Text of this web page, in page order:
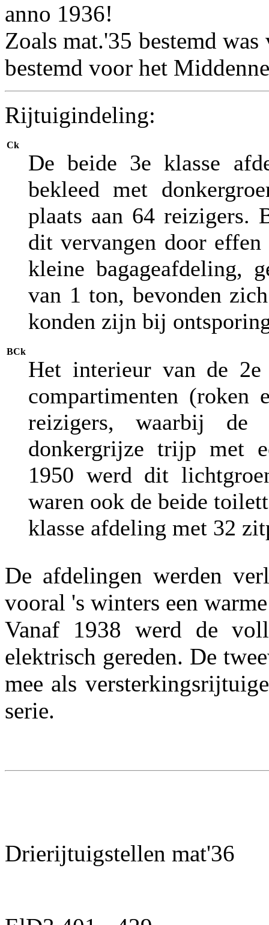
anno 1936!
Zoals mat.'35 bestemd
bestemd voor het
Rijtuigindeling:
Ck
De beide 3e klasse
bekleed met
plaats aan 64 reizigers.
dit vervangen door
kleine bagageafdeling,
van 1 ton, bevonden
konden zijn bij
BCk
Het interieur van de 2e
compartimenten (roken
reizigers, waarbij de
donkergrijze trijp met
1950 werd dit
waren ook de beide
klasse afdeling met 32
De afdelingen werden
vooral 's winters een
Vanaf 1938 werd de
elektrisch gereden. De
mee als
serie.
Drierijtuigstellen mat'36